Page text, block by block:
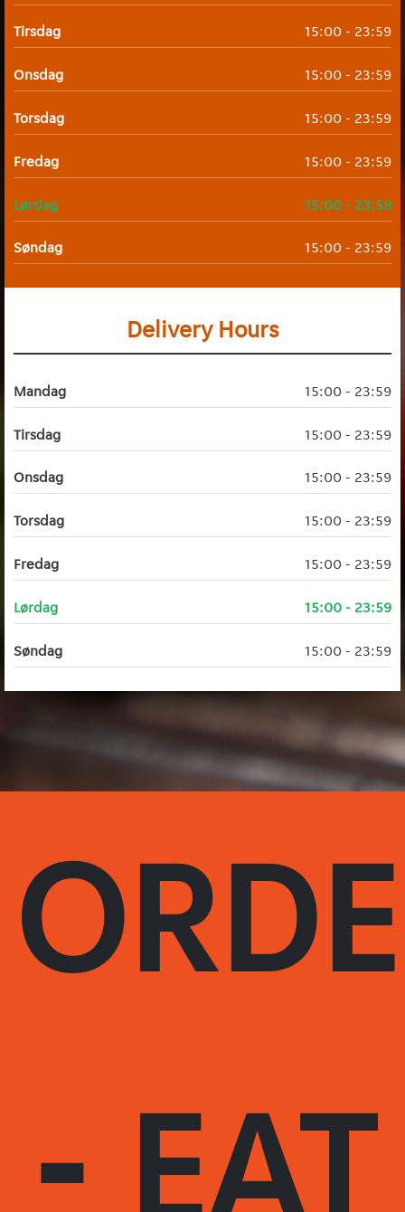
Tirsdag 15:00 - 23:59
Onsdag 15:00 - 23:59
Torsdag 15:00 - 23:59
Fredag 15:00 - 23:59
Lørdag 15:00 - 23:59
Søndag 15:00 - 23:59
Delivery Hours
Mandag 15:00 - 23:59
Tirsdag 15:00 - 23:59
Onsdag 15:00 - 23:59
Torsdag 15:00 - 23:59
Fredag 15:00 - 23:59
Lørdag 15:00 - 23:59
Søndag 15:00 - 23:59
- EAT